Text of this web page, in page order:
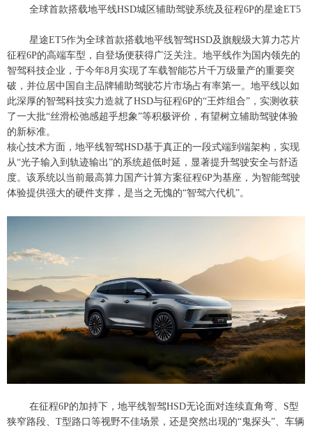
全球首款搭载地平线HSD城区辅助驾驶系统及征程6P的星途ET5
星途ET5作为全球首款搭载地平线智驾HSD及旗舰级大算力芯片
征程6P的高端车型，自登场便获得广泛关注。地平线作为国内领先的
智驾科技企业，于今年8月实现了车载智能芯片千万级量产的重要突
破，并位居中国自主品牌辅助驾驶芯片市场占有率第一。地平线以如
此深厚的智驾科技实力造就了HSD与征程6P的“王炸组合”，实测收获
了一大批“丝滑松弛感超乎想象”等积极评价，有望树立辅助驾驶体验
的新标准。
核心技术方面，地平线智驾HSD基于真正的一段式端到端架构，实现
从“光子输入到轨迹输出”的系统超低时延，显著提升驾驶安全与舒适
度。该系统以当前最高算力国产计算方案征程6P为基座，为智能驾驶
体验提供强大的硬件支撑，是当之无愧的“智驾六代机”。
在征程6P的加持下，地平线智驾HSD无论面对连续直角弯、S型
狭窄路段、T型路口等视野不佳场景，还是突然出现的“鬼探头”、车辆